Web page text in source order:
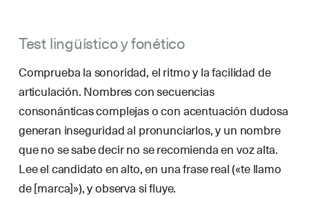
Test lingüístico y fonético
Comprueba la sonoridad, el ritmo y la facilidad de
articulación. Nombres con secuencias
consonánticas complejas o con acentuación dudosa
generan inseguridad al pronunciarlos, y un nombre
que no se sabe decir no se recomienda en voz alta.
Lee el candidato en alto, en una frase real («te llamo
de [marca]»), y observa si fluye.